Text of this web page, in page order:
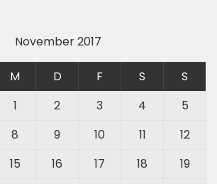
November 2017
M D F S
S
1
2 3 4
5
8 9 10 11
12
15 16 17 18
19